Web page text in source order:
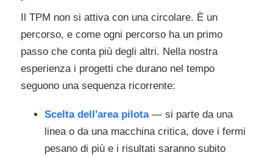
Il TPM non si attiva con una circolare. È un
percorso, e come ogni percorso ha un primo
passo che conta più degli altri. Nella nostra
esperienza i progetti che durano nel tempo
seguono una sequenza ricorrente:
Scelta dell'area pilota— si parte da una
linea o da una macchina critica, dove i fermi
pesano di più e i risultati saranno subito